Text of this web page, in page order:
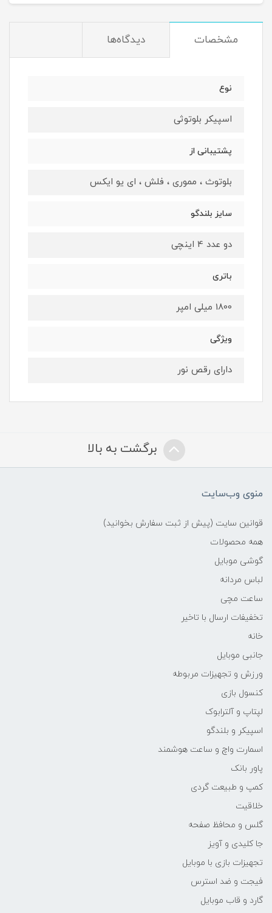
مشخصات دیدگاه‌ها
نوع
اسپیکر بلوتوثی
پشتیبانی از
بلوتوث ، مموری ، فلش ، ای یو ایکس
سایز بلندگو
دو عدد 4 اینچی
باتری
1800 میلی امپر
ویژگی
دارای رقص نور
برگشت به بالا
منوی وب‌سایت
قوانین سایت (پیش از ثبت سفارش بخوانید)
همه محصولات
گوشی موبایل
لباس مردانه
ساعت مچی
تخفیفات ارسال با تاخیر
خانه
جانبی موبایل
ورزش و تجهیزات مربوطه
کنسول بازی
لپتاپ و آلترابوک
اسپیکر و بلندگو
اسمارت واچ و ساعت هوشمند
پاور بانک
کمپ و طبیعت گردی
خلاقیت
گلس و محافظ صفحه
جا کلیدی و آویز
تجهیزات بازی با موبایل
فیجت و ضد استرس
گارد و قاب موبایل